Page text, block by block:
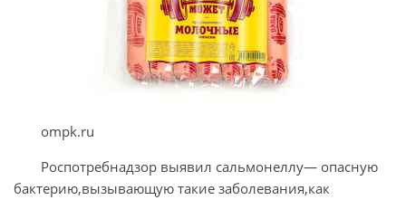
ompk.ru
Роспотребнадзор выявил сальмонеллу— опасную
бактерию,вызывающую такие заболевания,как